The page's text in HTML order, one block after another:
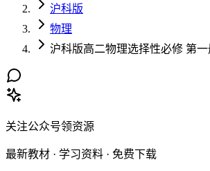
沪科版
物理
沪科版高二物理选择性必修 第一
关注公众号领资源
最新教材 · 学习资料 · 免费下载